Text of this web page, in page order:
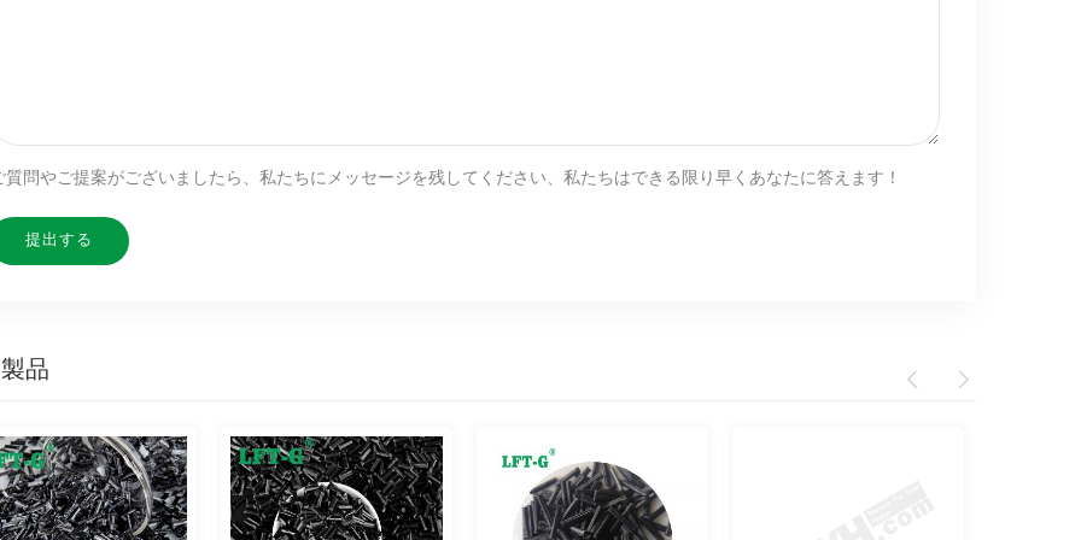
質問やご提案がございましたら、私たちにメッセージを残してください、私たちはできる限り早くあなたに答えます！
品